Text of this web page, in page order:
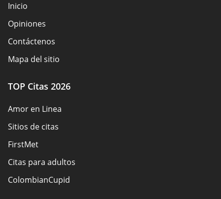
Inicio
Opiniones
Contáctenos
Mapa del sitio
TOP Citas 2026
Amor en Linea
Sitios de citas
FirstMet
Citas para adultos
ColombianCupid